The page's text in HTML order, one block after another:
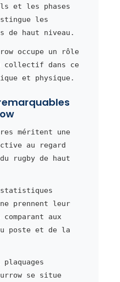
et les phases
les
de haut niveau.
occupe un rôle
collectif dans ce
et physique.
méritent une
au regard
rugby de haut
prennent leur
aux
poste et de la
se situe